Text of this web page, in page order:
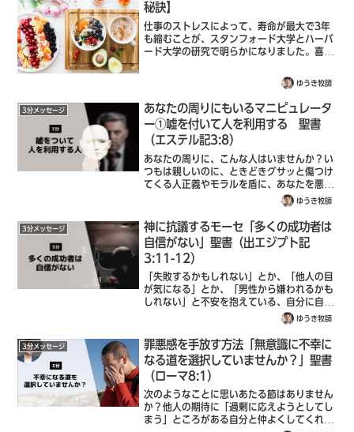
秘訣】
仕事のストレスによって、寿命が最大で3年
も縮むことが、スタンフォード大学とハーバ
ード大学の研究で明らかになりました。喜ん
は骨を枯らす。聖書（箴言17:22）喜ばしい
ことがあれば、心は軽くなります。しか...
ゆうき牧師
3分メッセージ
あなたの周りにもいるマニピュレータ
ー①嘘を付いて人を利用する 聖書
（エステル記3:8）
あなたの周りに、こんな人はいませんか？い
つもは親しいのに、ときどきグサッと傷つけ
てくる人正義やモラルを盾に、あなたを悪者
扱いしてくる人出世や評価のために、ひそか
に仲間を蹴落としている人これらの人たち
は、ひょっとすると、善人を装ってあなたを
陥...
ゆうき牧師
3分メッセージ
神に抗議するモーセ「多くの成功者は
自信がない」聖書（出エジプト記
3:11-12）
「失敗するかもしれない」とか、「他人の目
が気になる」とか、「男性から嫌われるかも
しれない」と不安を抱えている、自分に自信
がない人っていますよね？イングランド・プ
レミアリーグのサッカー選手や、大企業のコ
ーチングを請け負い、著書『どんなときも
絶...
ゆうき牧師
3分メッセージ
罪悪感を手放す方法「無意識に不幸に
なる道を選択していませんか？」聖書
（ローマ8:1）
次のようなことに思いあたる節はありません
か？他人の期待に「過剰に応えようとしてし
まう」ところがある自分と仲よくしてくれる